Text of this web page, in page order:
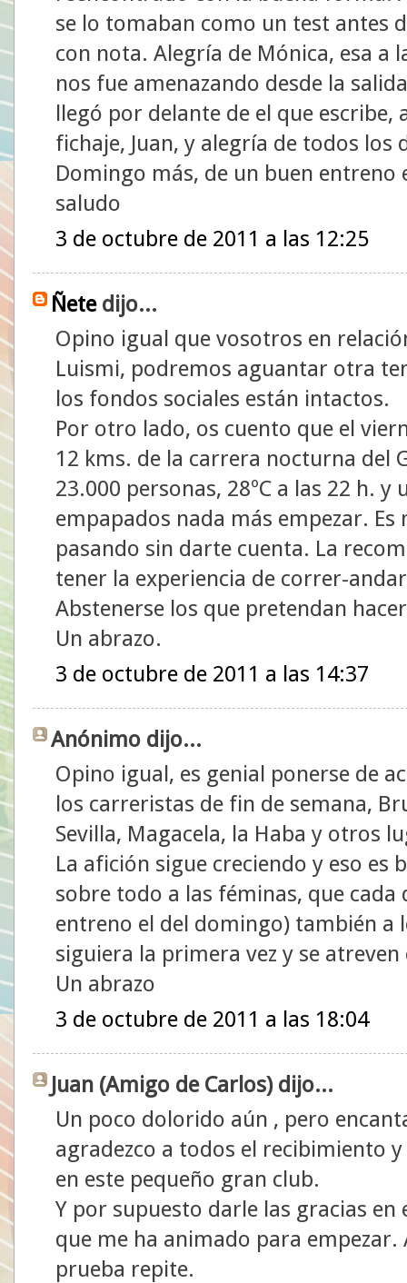
se lo tomaban como un test antes
con nota. Alegría de Mónica, esa a
nos fue amenazando desde la
llegó por delante de el que
fichaje, Juan, y alegría de todos
Domingo más, de un buen entreno
saludo
3 de octubre de 2011 a las 12:25
Ñetedijo...
Opino igual que vosotros en
Luismi, podremos aguantar otra
los fondos sociales están intactos.
Por otro lado, os cuento que el
12 kms. de la carrera nocturna del
23.000 personas, 28ºC a las 22 h.
empapados nada más empezar.
pasando sin darte cuenta. La
tener la experiencia de correr-
Abstenerse los que pretendan
Un abrazo.
3 de octubre de 2011 a las 14:37
Anónimo dijo...
Opino igual, es genial ponerse de
los carreristas de fin de semana,
Sevilla, Magacela, la Haba y otros
La afición sigue creciendo y eso es
sobre todo a las féminas, que cada
entreno el del domingo) también a
siguiera la primera vez y se atreven
Un abrazo
3 de octubre de 2011 a las 18:04
Juan (Amigo de Carlos) dijo...
Un poco dolorido aún , pero
agradezco a todos el recibimiento
en este pequeño gran club.
Y por supuesto darle las gracias en
que me ha animado para
prueba repite.